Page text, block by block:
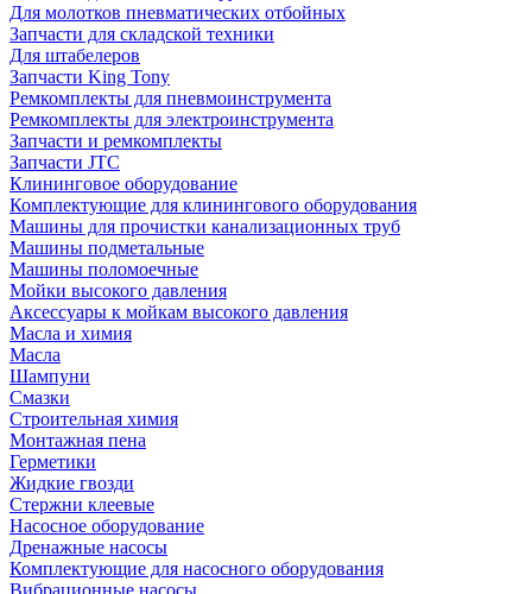
Для молотков пневматических отбойных
Запчасти для складской техники
Для штабелеров
Запчасти King Tony
Ремкомплекты для пневмоинструмента
Ремкомплекты для электроинструмента
Запчасти и ремкомплекты
Запчасти JTC
Клининговое оборудование
Комплектующие для клинингового оборудования
Машины для прочистки канализационных труб
Машины подметальные
Машины поломоечные
Мойки высокого давления
Аксессуары к мойкам высокого давления
Масла и химия
Масла
Шампуни
Смазки
Строительная химия
Монтажная пена
Герметики
Жидкие гвозди
Стержни клеевые
Насосное оборудование
Дренажные насосы
Комплектующие для насосного оборудования
Вибрационные насосы